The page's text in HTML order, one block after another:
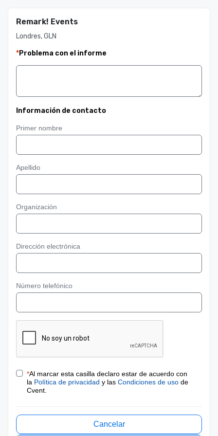
Remark! Events
Londres, GLN
*Problema con el informe
Información de contacto
Primer nombre
Apellido
Organización
Dirección electrónica
Número telefónico
*Al marcar esta casilla declaro estar de acuerdo con
la Política de privacidad y las Condiciones de uso de
Cvent.
Cancelar